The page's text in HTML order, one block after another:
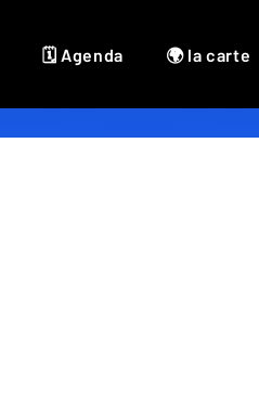
🗓 Agenda 🌍 la carte